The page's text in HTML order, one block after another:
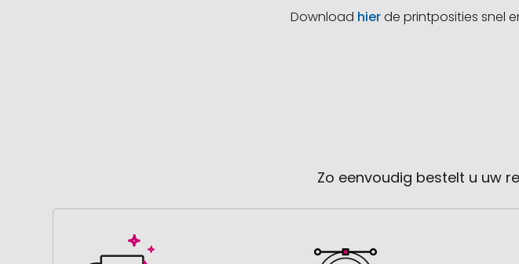
Download hierde printposities snel
Zo eenvoudig bestelt u uw